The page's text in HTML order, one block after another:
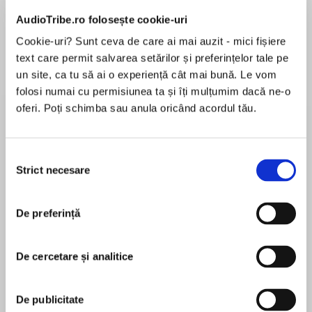
AudioTribe.ro folosește cookie-uri
Cookie-uri? Sunt ceva de care ai mai auzit - mici fișiere
text care permit salvarea setărilor și preferințelor tale pe
un site, ca tu să ai o experiență cât mai bună. Le vom
folosi numai cu permisiunea ta și îți mulțumim dacă ne-o
oferi. Poți schimba sau anula oricând acordul tău.
consimțământului
Strict necesare
De preferință
De cercetare și analitice
De publicitate
Desprecarte
Hot-tempered rancher Powell Long had once
stolen Antonia Haye's heart. But small-town lies
tore their young love apart, forcing Antonia to
Years later, she's returned to find Powell raising
a daughter alone. Fatherhood hasn't tempered
his wild side or his feelings for the one woman
he's always wanted—Antonia.
Not even her pride could make her ignore the
simply too irresistible….
MAI MULT
pentru această carte
Diana Palmer
The prolific author of more than one hundred